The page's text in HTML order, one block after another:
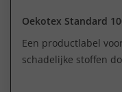
Oekotex Standard
Een productlabel
schadelijke stoffen